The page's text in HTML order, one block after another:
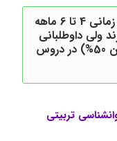
مخصوص داوطلبانی است که یک بازه زمانی 4 تا 6 ماهه
دارند ولی داوطلبانی
هستند که پایه نسبتاً خوبی (با میانگین 50%) در دروس
تربیتی